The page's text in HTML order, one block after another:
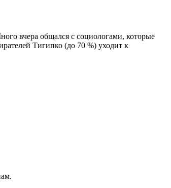
вчера общался с социологами, которые
Тигипко (до 70 %) уходит к